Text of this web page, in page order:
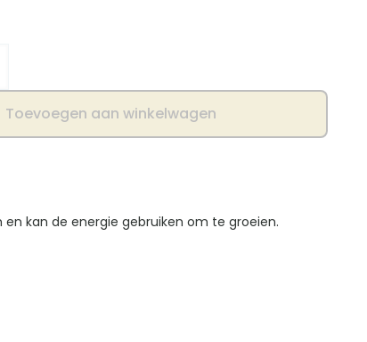
Toevoegen aan winkelwagen
kan de energie gebruiken om te groeien.